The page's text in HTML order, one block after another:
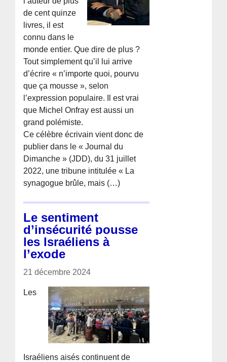
de cent quinze
livres, il est
connu dans le
monde entier. Que dire de plus ?
Tout simplement qu’il lui arrive
d’écrire « n’importe quoi, pourvu
que ça mousse », selon
l’expression populaire. Il est vrai
que Michel Onfray est aussi un
grand polémiste.
Ce célèbre écrivain vient donc de
publier dans le « Journal du
Dimanche » (JDD), du 31 juillet
2022, une tribune intitulée « La
synagogue brûle, mais (…)
Le sentiment
d’insécurité pousse
les Israéliens à
l’exode
21 décembre 2024
Les
Israéliens aisés continuent de